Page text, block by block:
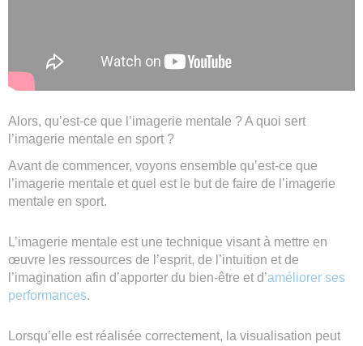
Alors, qu’est-ce que l’imagerie mentale ? A quoi sert
l’imagerie mentale en sport ?
Avant de commencer, voyons ensemble qu’est-ce que
l’imagerie mentale et quel est le but de faire de l’imagerie
mentale en sport.
L’imagerie mentale est une technique visant à mettre en
œuvre les ressources de l’esprit, de l’intuition et de
l’imagination afin d’apporter du bien-être et d’améliorer ses
performances.
Lorsqu’elle est réalisée correctement, la visualisation peut